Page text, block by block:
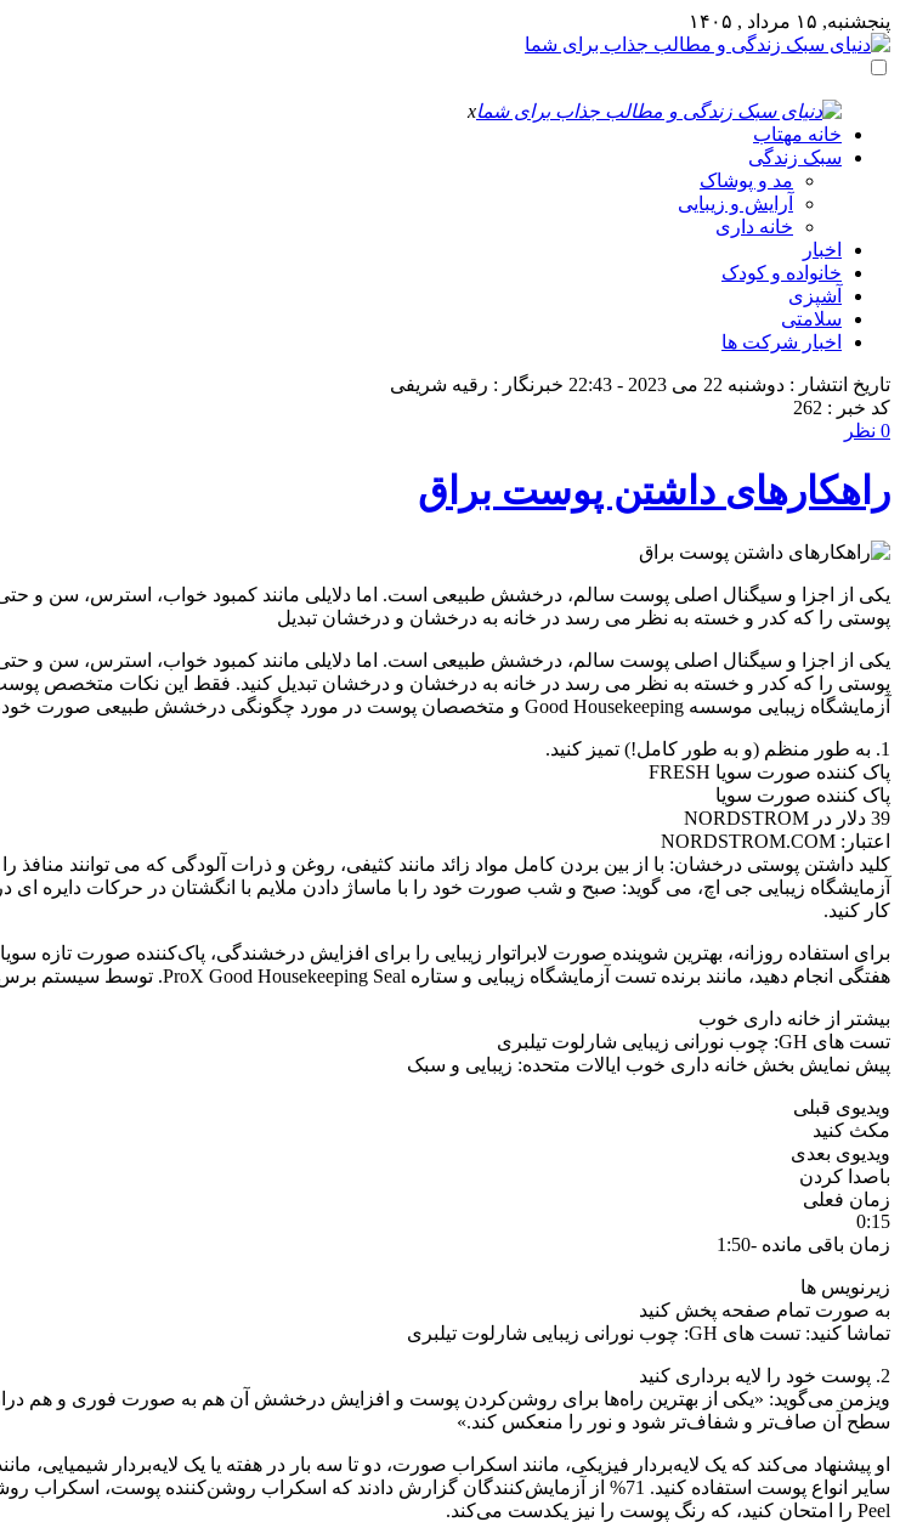
پنجشنبه, ۱۵ مرداد , ۱۴۰۵
x
خانه مهتاب
سبک زندگی
مد و پوشاک
آرایش و زیبایی
خانه داری
اخبار
خانواده و کودک
آشپزی
سلامتی
اخبار شرکت ها
تاریخ انتشار : دوشنبه 22 می 2023 - 22:43
خبرنگار : رقیه شریفی
کد خبر : 262
0 نظر
راهکارهای داشتن پوست براق
یکی از اجزا و سیگنال اصلی پوست سالم، درخشش طبیعی است. اما دلایلی مانند کمبود خواب، استرس، سن و
پوستی را که کدر و خسته به نظر می رسد در خانه به درخشان و درخشان تبدیل
یکی از اجزا و سیگنال اصلی پوست سالم، درخشش طبیعی است. اما دلایلی مانند کمبود خواب، استرس، سن و
پوستی را که کدر و خسته به نظر می رسد در خانه به درخشان و درخشان تبدیل کنید. فقط این نکات متخصص
آزمایشگاه زیبایی موسسه Good Housekeeping و متخصصان پوست در مورد چگونگی درخشش طبیعی صورت خود، مهم نیست که چقدر زمان دارید، دنبال کنید: ماه‌ها، یک هفته، یک شبه ، یا حتی فورا!
1. به طور منظم (و به طور کامل!) تمیز کنید.
پاک کننده صورت سویا FRESH
پاک کننده صورت سویا
39 دلار در NORDSTROM
اعتبار: NORDSTROM.COM
کلید داشتن پوستی درخشان: با از بین بردن کامل مواد زائد مانند کثیفی، روغن و ذرات آلودگی که می توانند
آزمایشگاه زیبایی جی اچ، می گوید: صبح و شب صورت خود را با ماساژ دادن ملایم با انگشتان در حرکات
کار کنید.
برای استفاده روزانه، بهترین شوینده صورت لابراتوار زیبایی را برای افزایش درخشندگی، پاک‌کننده صورت
هفتگی انجام دهید، مانند برنده تست آزمایشگاه زیبایی و ستاره ProX Good Housekeeping Seal. توسط سیستم برس پاک کننده صورت پیشرفته Olay.
بیشتر از خانه داری خوب
تست های GH: چوب نورانی زیبایی شارلوت تیلبری
پیش نمایش بخش خانه داری خوب ایالات متحده: زیبایی و سبک
ویدیوی قبلی
مکث کنید
ویدیوی بعدی
باصدا کردن
زمان فعلی
0:15
زمان باقی مانده -1:50
زیرنویس ها
به صورت تمام صفحه پخش کنید
تماشا کنید: تست های GH: چوب نورانی زیبایی شارلوت تیلبری
2. پوست خود را لایه برداری کنید
ویزمن می‌گوید: «یکی از بهترین راه‌ها برای روشن‌کردن پوست و افزایش درخشش آن هم به صورت فوری و هم
سطح آن صاف‌تر و شفاف‌تر شود و نور را منعکس کند.»
او پیشنهاد می‌کند که یک لایه‌بردار فیزیکی، مانند اسکراب صورت، دو تا سه بار در هفته یا یک لایه‌بردار
Peel را امتحان کنید، که رنگ پوست را نیز یکدست می‌کند.